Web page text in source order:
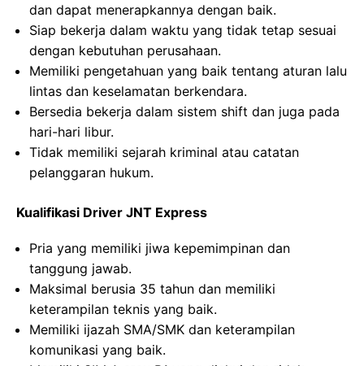
dan dapat menerapkannya dengan baik.
Siap bekerja dalam waktu yang tidak tetap sesuai
dengan kebutuhan perusahaan.
Memiliki pengetahuan yang baik tentang aturan lalu
lintas dan keselamatan berkendara.
Bersedia bekerja dalam sistem shift dan juga pada
hari-hari libur.
Tidak memiliki sejarah kriminal atau catatan
pelanggaran hukum.
Kualifikasi Driver JNT Express
Pria yang memiliki jiwa kepemimpinan dan
tanggung jawab.
Maksimal berusia 35 tahun dan memiliki
keterampilan teknis yang baik.
Memiliki ijazah SMA/SMK dan keterampilan
komunikasi yang baik.